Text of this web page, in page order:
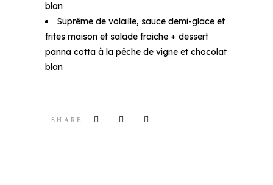
blan
Suprême de volaille, sauce demi-glace et
frites maison et salade fraiche + dessert
panna cotta à la pêche de vigne et chocolat
blan
SHARE